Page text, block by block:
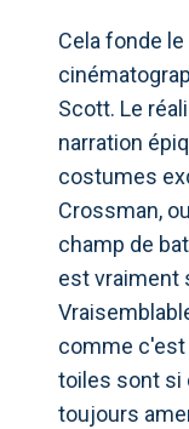
Cela fonde
Scott. Le
narration
costumes
Crossman,
champ de
est vraiment
comme c'est
toiles sont si
toujours